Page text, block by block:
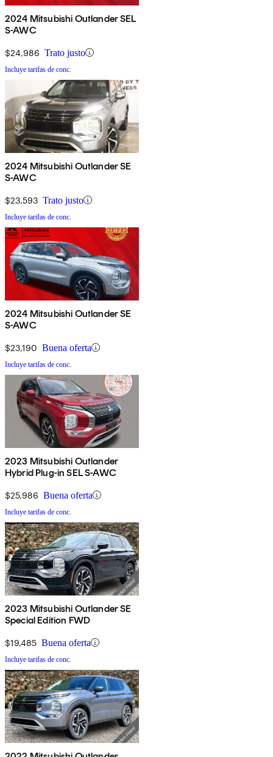
2024 Mitsubishi Outlander SEL
S-AWC
$24,986 Trato justo
Incluye tarifas de conc.
2024 Mitsubishi Outlander SE
S-AWC
$23,593 Trato justo
Incluye tarifas de conc.
2024 Mitsubishi Outlander SE
S-AWC
$23,190 Buena oferta
Incluye tarifas de conc.
2023 Mitsubishi Outlander
Hybrid Plug-in SEL S-AWC
$25,986 Buena oferta
Incluye tarifas de conc.
2023 Mitsubishi Outlander SE
Special Edition FWD
$19,485 Buena oferta
Incluye tarifas de conc.